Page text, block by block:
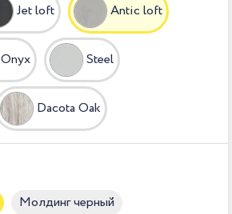
Jet loft Antic loft
Onyx Steel
Dacota Oak
Молдинг черный